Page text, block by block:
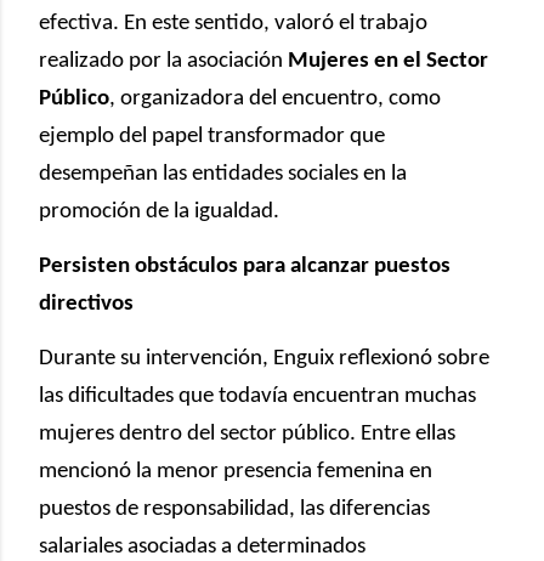
efectiva. En este sentido, valoró el trabajo
realizado por la asociación Mujeres en el Sector
Público, organizadora del encuentro, como
ejemplo del papel transformador que
desempeñan las entidades sociales en la
promoción de la igualdad.
Persisten obstáculos para alcanzar puestos
directivos
Durante su intervención, Enguix reflexionó sobre
las dificultades que todavía encuentran muchas
mujeres dentro del sector público. Entre ellas
mencionó la menor presencia femenina en
puestos de responsabilidad, las diferencias
salariales asociadas a determinados